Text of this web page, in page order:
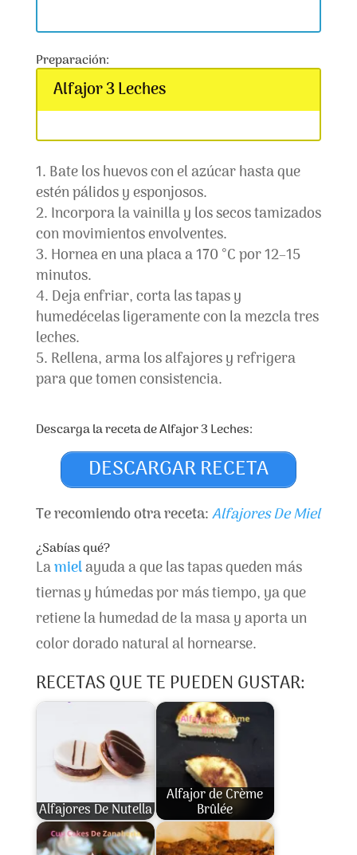
Preparación:
Alfajor 3 Leches
Bate los huevos con el azúcar hasta que
estén pálidos y esponjosos.
Incorpora la vainilla y los secos tamizados
con movimientos envolventes.
Hornea en una placa a 170 °C por 12–15
minutos.
Deja enfriar, corta las tapas y
humedécelas ligeramente con la mezcla tres
leches.
Rellena, arma los alfajores y refrigera
para que tomen consistencia.
Descarga la receta de Alfajor 3 Leches:
DESCARGAR RECETA
Te recomiendo otra receta:Alfajores De Miel
¿Sabías qué?
Lamielayuda a que las tapas queden más
tiernas y húmedas por más tiempo, ya que
retiene la humedad de la masa y aporta un
color dorado natural al hornearse.
RECETAS QUE TE PUEDEN GUSTAR:
Alfajores De Nutella
Alfajor de Crème
Brûlée